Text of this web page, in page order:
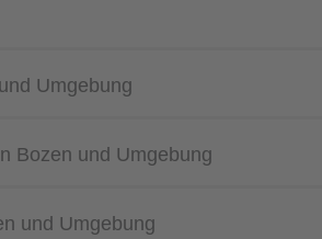
Umgebung
Bozen und Umgebung
und Umgebung